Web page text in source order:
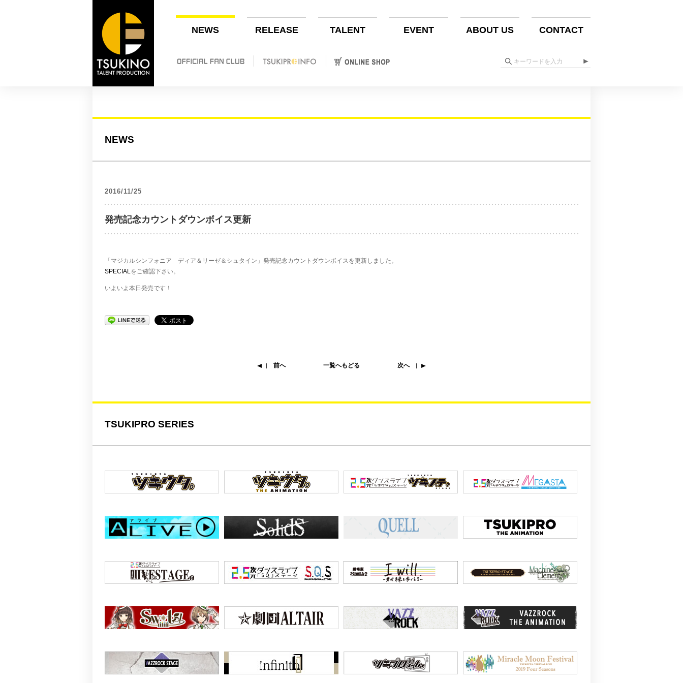
NEWS RELEASE TALENT EVENT ABOUT US CONTACT
NEWS
2016/11/25
発売記念カウントダウンボイス更新
「マジカルシンフォニア ディア＆リーゼ＆シュタイン」発売記念カウントダウンボイスを更新しました。
SPECIALをご確認下さい。
いよいよ本日発売です！
前へ 一覧へもどる 次へ
TSUKIPRO SERIES